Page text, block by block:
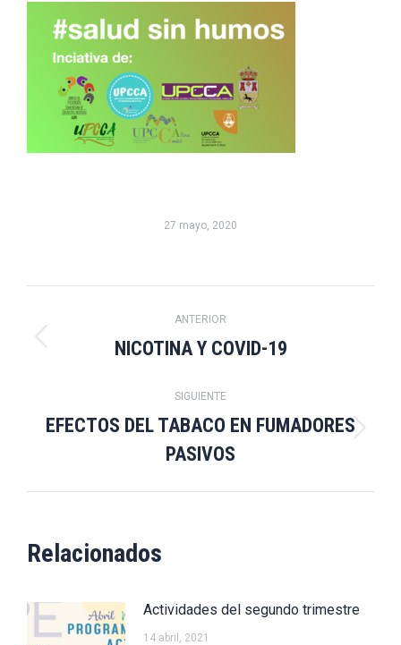
27 mayo, 2020
entre
publicaciones
ANTERIOR
Publicación
NICOTINA Y COVID-19
SIGUIENTE
Publicación
siguiente:
EFECTOS DEL TABACO EN FUMADORES
PASIVOS
Relacionados
Actividades del segundo trimestre
14 abril, 2021